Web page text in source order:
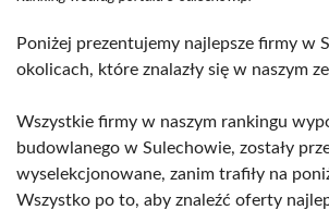
Poniżej prezentujemy najlepsze firmy w
okolicach, które znalazły się w naszym
Wszystkie firmy w naszym rankingu
budowlanego w Sulechowie, zostały
wyselekcjonowane, zanim trafiły na
Wszystko po to, aby znaleźć oferty